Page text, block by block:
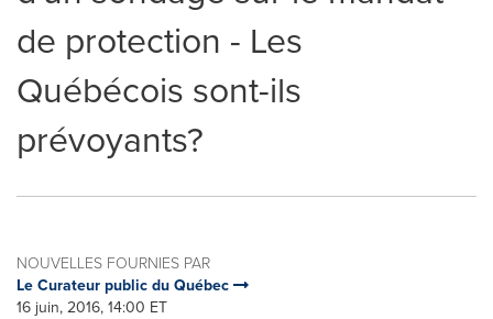
de protection - Les
Québécois sont-ils
prévoyants?
NOUVELLES FOURNIES PAR
Le Curateur public du Québec
16 juin, 2016, 14:00 ET